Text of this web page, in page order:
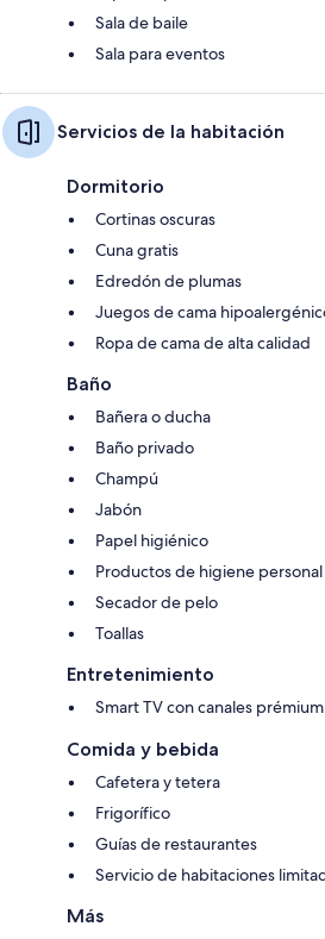
Sala de baile
Sala para eventos
Servicios de la habitación
Dormitorio
Cortinas oscuras
Cuna gratis
Edredón de plumas
Juegos de cama
Ropa de cama de alta calidad
Baño
Bañera o ducha
Baño privado
Champú
Jabón
Papel higiénico
Productos de higiene
Secador de pelo
Toallas
Entretenimiento
Smart TV con canales
Comida y bebida
Cafetera y tetera
Frigorífico
Guías de restaurantes
Servicio de habitaciones
Más